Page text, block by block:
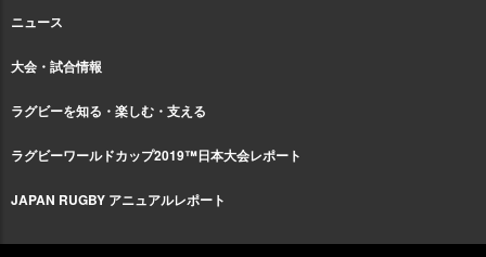
ニュース
大会・試合情報
ラグビーを知る・楽しむ・支える
ラグビーワールドカップ2019™日本大会レポート
JAPAN RUGBY アニュアルレポート